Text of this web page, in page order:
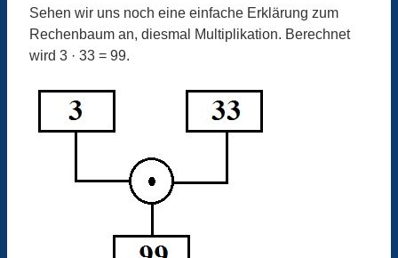
Sehen wir uns noch eine einfache Erklärung zum
Rechenbaum an, diesmal Multiplikation. Berechnet
wird 3 · 33 = 99.